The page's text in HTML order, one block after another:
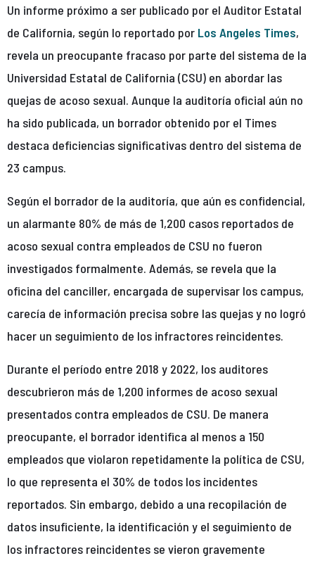
Un informe próximo a ser publicado por el Auditor Estatal
de California, según lo reportado por Los Angeles Times,
revela un preocupante fracaso por parte del sistema de la
Universidad Estatal de California (CSU) en abordar las
quejas de acoso sexual. Aunque la auditoría oficial aún no
ha sido publicada, un borrador obtenido por el Times
destaca deficiencias significativas dentro del sistema de
23 campus.
Según el borrador de la auditoría, que aún es confidencial,
un alarmante 80% de más de 1,200 casos reportados de
acoso sexual contra empleados de CSU no fueron
investigados formalmente. Además, se revela que la
oficina del canciller, encargada de supervisar los campus,
carecía de información precisa sobre las quejas y no logró
hacer un seguimiento de los infractores reincidentes.
Durante el período entre 2018 y 2022, los auditores
descubrieron más de 1,200 informes de acoso sexual
presentados contra empleados de CSU. De manera
preocupante, el borrador identifica al menos a 150
empleados que violaron repetidamente la política de CSU,
lo que representa el 30% de todos los incidentes
reportados. Sin embargo, debido a una recopilación de
datos insuficiente, la identificación y el seguimiento de
los infractores reincidentes se vieron gravemente